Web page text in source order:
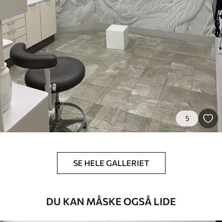
448 .33 .00kr /m²
Premium vinyl
516.67310.00kr/m²
Peel and Stick
.67400 .00kr/m²
5
SE HELE GALLERIET
DU KAN MÅSKE OGSÅ LIDE